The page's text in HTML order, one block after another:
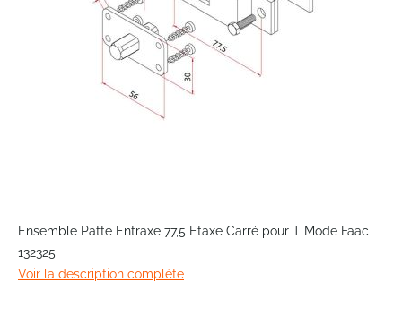
to
beginning
of
Ensemble Patte Entraxe 77,5 Etaxe Carré pour T Mode Faac
132325
Voir la description complète